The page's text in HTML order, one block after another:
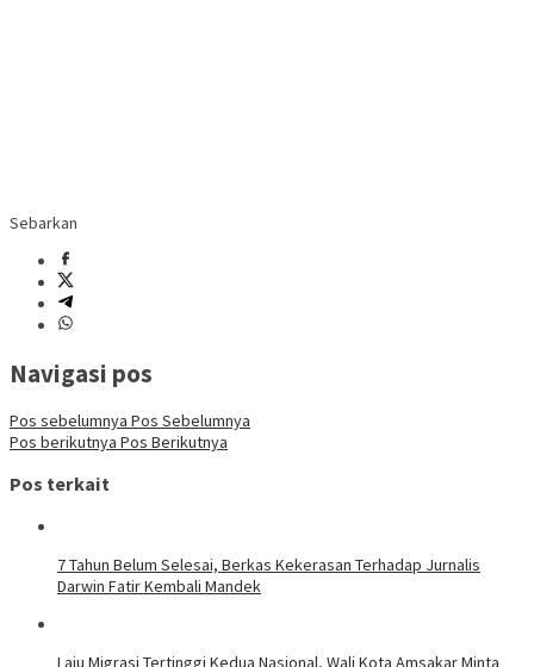
Sebarkan
Navigasi pos
Pos sebelumnya Pos Sebelumnya
Pos berikutnya Pos Berikutnya
Pos terkait
7 Tahun Belum Selesai, Berkas Kekerasan Terhadap Jurnalis
Darwin Fatir Kembali Mandek
Laju Migrasi Tertinggi Kedua Nasional, Wali Kota Amsakar Minta